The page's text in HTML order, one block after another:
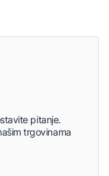
pitanje.
trgovinama